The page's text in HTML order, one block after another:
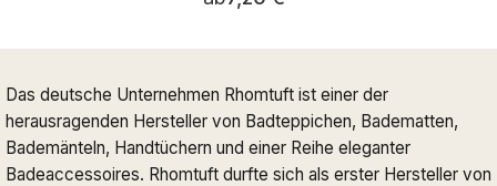
Das deutsche Unternehmen Rhomtuft ist einer der
herausragenden Hersteller von Badteppichen, Badematten,
Bademänteln, Handtüchern und einer Reihe eleganter
Badeaccessoires. Rhomtuft durfte sich als erster Hersteller von